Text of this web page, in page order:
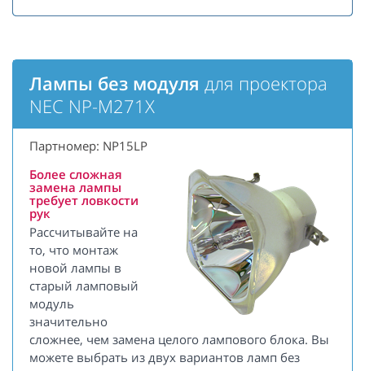
Лампы без модуля для проектора
NEC NP-M271X
Партномер: NP15LP
Более сложная
замена лампы
требует ловкости
рук
Рассчитывайте на
то, что монтаж
новой лампы в
старый ламповый
модуль
значительно
сложнее, чем замена целого лампового блока. Вы
можете выбрать из двух вариантов ламп без